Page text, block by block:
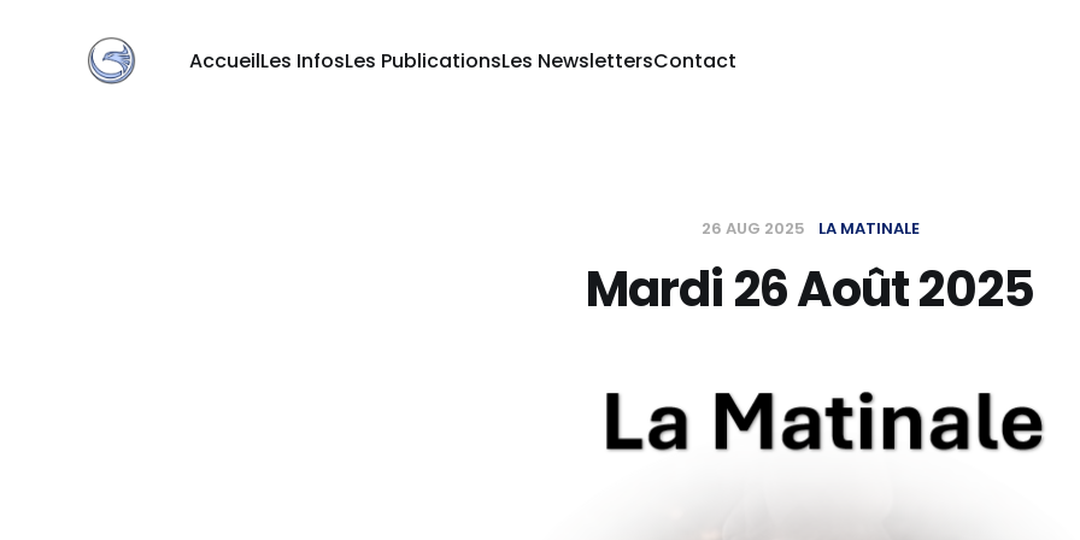
AccueilLes InfosLes PublicationsLes NewslettersContact
26 AUG 2025 LA MATINALE
Mardi 26 Août 2025